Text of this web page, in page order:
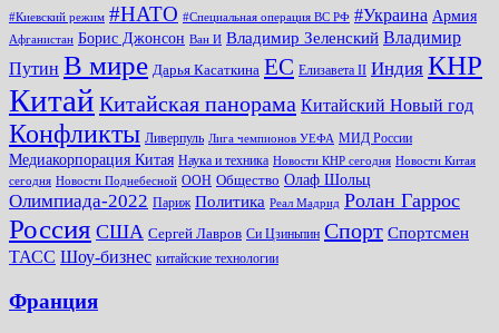
#Киевский режим #НАТО #Специальная операция ВС РФ #Украина Армия
Афганистан Борис Джонсон Ван И Владимир Зеленский Владимир
Путин В мире Дарья Касаткина ЕС Елизавета II Индия КНР
Китай Китайская панорама Китайский Новый год
Конфликты Ливерпуль Лига чемпионов УЕФА МИД России
Медиакорпорация Китая Наука и техника Новости КНР сегодня Новости Китая
сегодня Новости Поднебесной ООН Общество Олаф Шольц
Олимпиада-2022 Париж Политика Реал Мадрид Ролан Гаррос
Россия США Сергей Лавров Си Цзиньпин Спорт Спортсмен
ТАСС Шоу-бизнес китайские технологии
Франция